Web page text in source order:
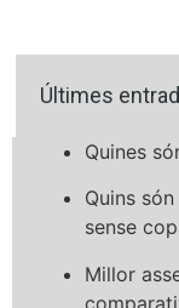
Últimes
Quines
Quins
sense
Millor